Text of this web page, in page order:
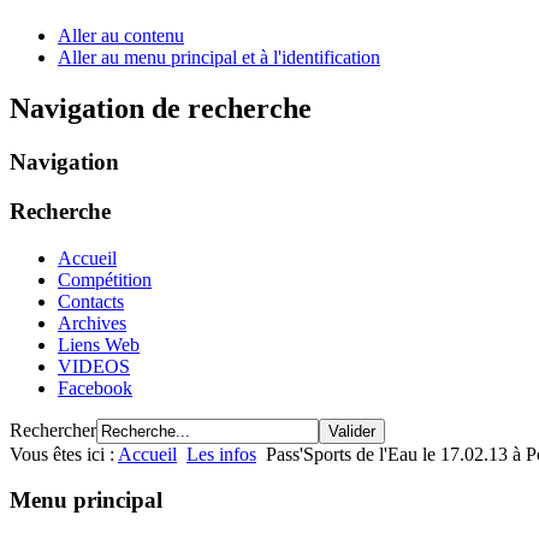
Aller au contenu
Aller au menu principal et à l'identification
Navigation de recherche
Navigation
Recherche
Accueil
Compétition
Contacts
Archives
Liens Web
VIDEOS
Facebook
Rechercher
Vous êtes ici : Accueil Les infos Pass'Sports de l'Eau le 17.02.13 à
Menu principal